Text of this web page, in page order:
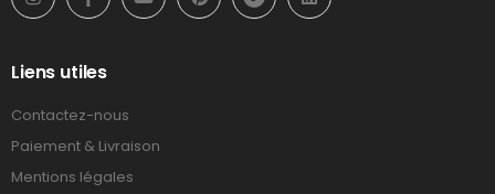
Liens utiles
Contactez-nous
Paiement & Livraison
Mentions légales